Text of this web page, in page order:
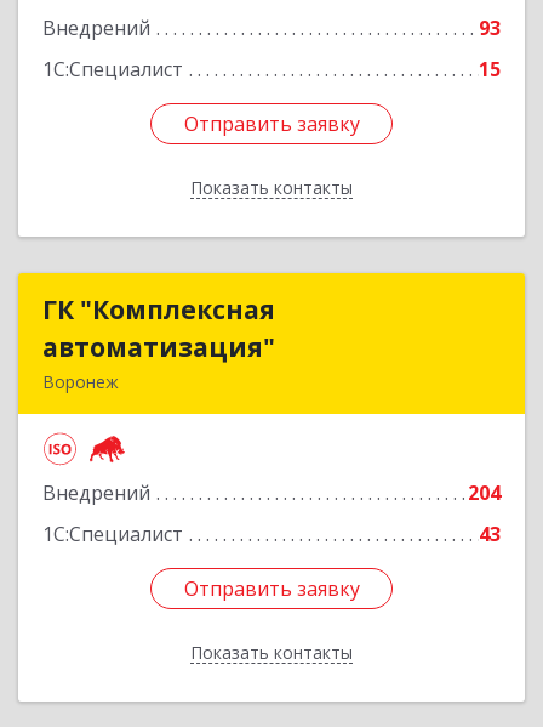
Внедрений
93
1С:Специалист
15
Отправить заявку
Показать контакты
Подробнее
Отправить заявку
Назад
ГК "Комплексная
автоматизация"
Воронеж
Внедрений
204
1С:Специалист
43
Отправить заявку
Показать контакты
ГК "Комплексная
автоматизация"
Подробнее
Отправить заявку
Назад